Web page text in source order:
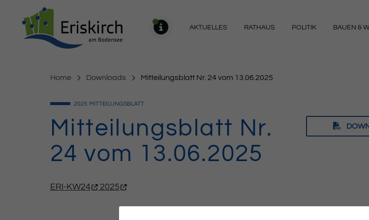
AKTUELLES RATHAUS POLITIK BAUEN &
Home Downloads Mitteilungsblatt Nr. 24 vom 13.06.2025
2025 MITTEILUNGSBLATT
Mitteilungsblatt Nr.
24 vom 13.06.2025
ERI-KW24 2025